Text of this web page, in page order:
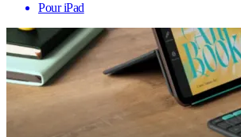
Pour iPad